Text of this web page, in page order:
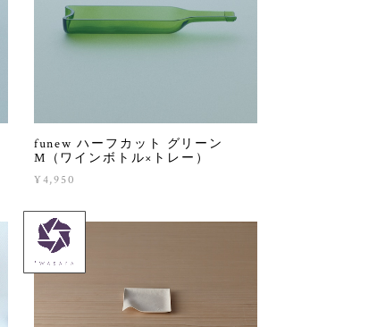
funew ハーフカット グリーン
M（ワインボトル×トレー）
¥4,950